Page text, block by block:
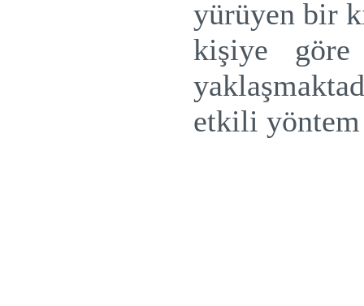
yürüyen bir
kişiye göre
etkili yöntem